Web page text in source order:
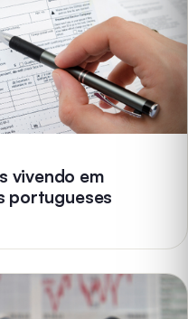
vivendo em
portugueses